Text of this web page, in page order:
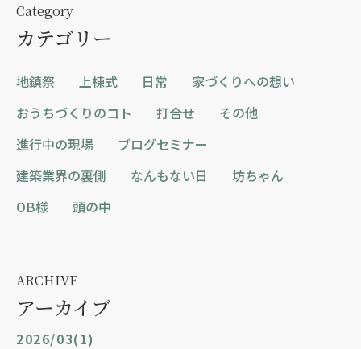
Category
カテゴリー
地鎮祭 上棟式 日常
家づくりへの想い
おうちづくりのコト
打合せ
その他
進行中の現場
ブログセミナー
建築業界の裏側
なんもない日
坊ちゃん
OB様
頭の中
ARCHIVE
アーカイブ
2026/03(1)